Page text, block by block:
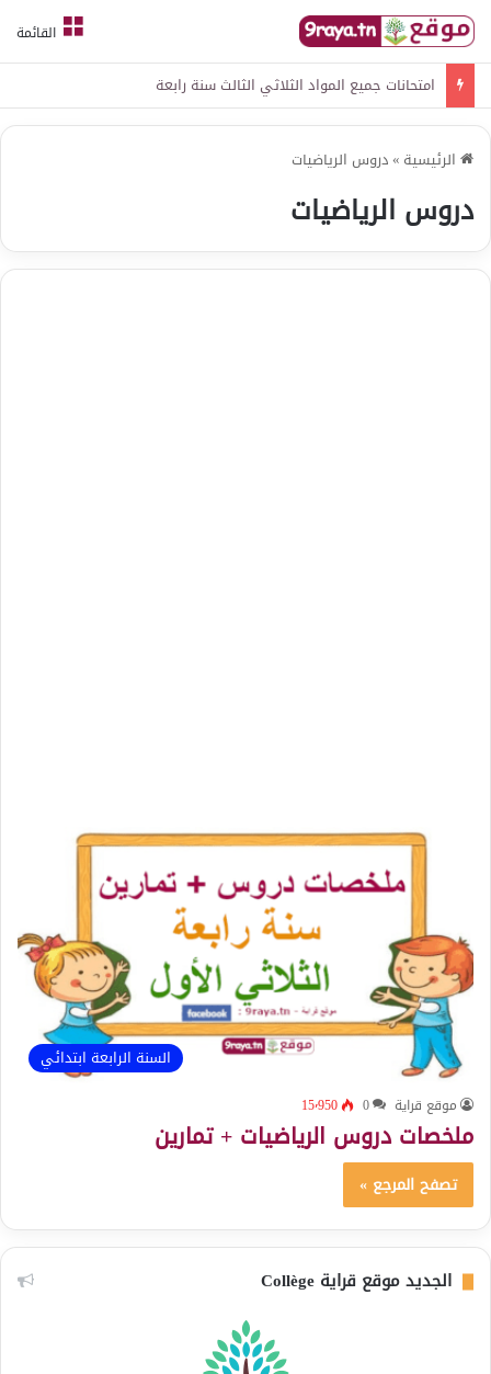
القائمة
امتحانات جميع المواد الثلاثي الثالث سنة رابعة
الرئيسية »دروس الرياضيات
دروس الرياضيات
السنة الرابعة ابتدائي
موقع قراية 0 15٬950
ملخصات دروس الرياضيات + تمارين
تصفح المرجع »
الجديد موقع قراية Collège